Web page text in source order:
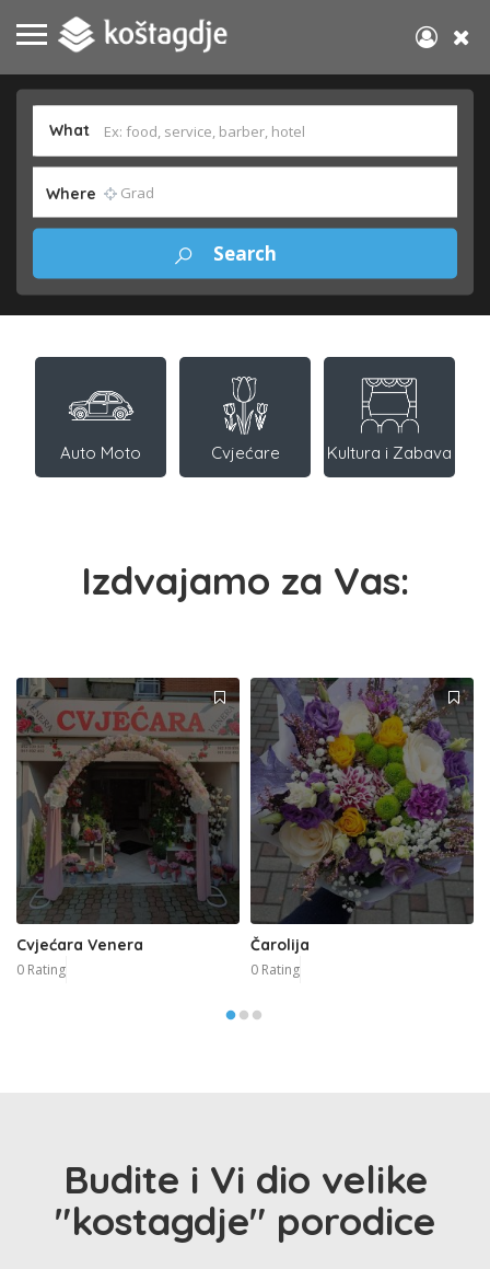
What
Where
Auto Moto Cvjećare Kultura i Zabava
Izdvajamo za Vas:
Cvjećara Venera
0 Rating
Čarolija
0 Rating
Budite i Vi dio velike
"kostagdje" porodice